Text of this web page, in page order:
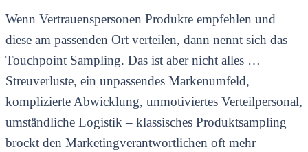
Wenn Vertrauenspersonen Produkte empfehlen und
diese am passenden Ort verteilen, dann nennt sich das
Touchpoint Sampling. Das ist aber nicht alles …
Streuverluste, ein unpassendes Markenumfeld,
komplizierte Abwicklung, unmotiviertes Verteilpersonal,
umständliche Logistik – klassisches Produktsampling
brockt den Marketingverantwortlichen oft mehr